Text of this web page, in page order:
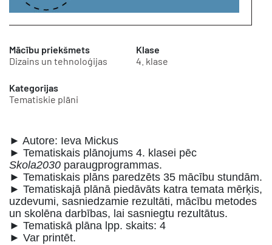
Mācību priekšmets
Dizains un tehnoloģijas
Klase
4. klase
Kategorijas
Tematiskie plāni
► Autore: Ieva Mickus
► Tematiskais plānojums 4. klasei pēc
Skola2030 paraugprogrammas.
► Tematiskais plāns paredzēts 35 mācību stundām.
► Tematiskajā plānā piedāvāts katra temata mērķis,
uzdevumi, sasniedzamie rezultāti, mācību metodes
un skolēna darbības, lai sasniegtu rezultātus.
► Tematiskā plāna lpp. skaits: 4
► Var printēt.